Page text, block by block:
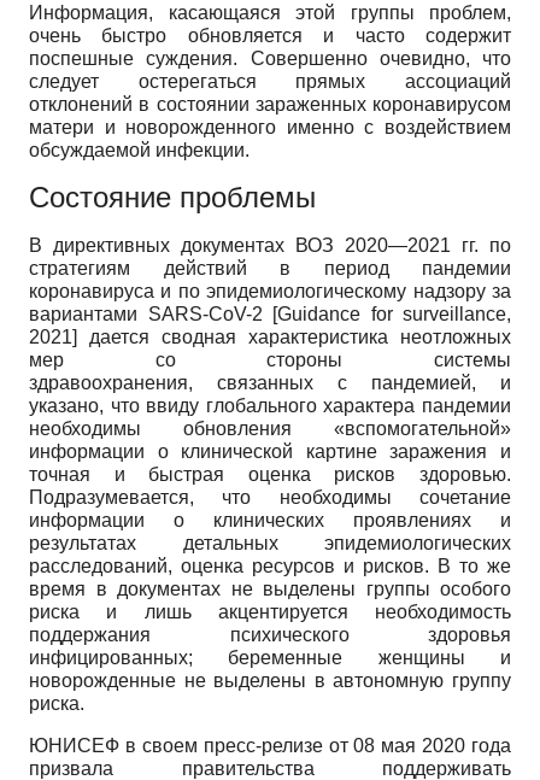
Информация, касающаяся этой группы проблем,
очень быстро обновляется и часто содержит
поспешные суждения. Совершенно очевидно, что
следует остерегаться прямых ассоциаций
отклонений в состоянии зараженных коронавирусом
матери и новорожденного именно с воздействием
обсуждаемой инфекции.
Состояние проблемы
В директивных документах ВОЗ 2020—2021 гг. по
стратегиям действий в период пандемии
коронавируса и по эпидемиологическому надзору за
вариантами SARS-CoV-2
[Guidance for surveillance,
2021]
дается сводная характеристика неотложных
мер со стороны системы
здравоохранения, связанных с пандемией, и
указано, что ввиду глобального характера пандемии
необходимы обновления «вспомогательной»
информации о клинической картине заражения и
точная и быстрая оценка рисков здоровью.
Подразумевается, что необходимы сочетание
информации о клинических проявлениях и
результатах детальных эпидемиологических
расследований, оценка ресурсов и рисков. В то же
время в документах не выделены группы особого
риска и лишь акцентируется необходимость
поддержания психического здоровья
инфицированных; беременные женщины и
новорожденные не выделены в автономную группу
риска.
ЮНИСЕФ в своем пресс-релизе от 08 мая 2020 года
призвала правительства поддерживать